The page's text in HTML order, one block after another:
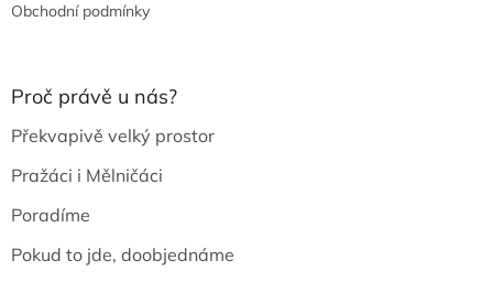
Obchodní podmínky
Proč právě u nás?
Překvapivě velký prostor
Pražáci i Mělničáci
Poradíme
Pokud to jde, doobjednáme